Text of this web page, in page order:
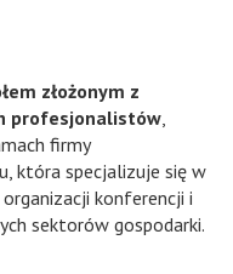
złożonym z
profesjonalistów
firmy
która specjalizuje się w
konferencji i
sektorów gospodarki.